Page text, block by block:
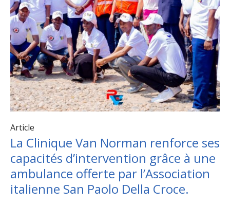
Article
La Clinique Van Norman renforce ses
capacités d’intervention grâce à une
ambulance offerte par l’Association
italienne San Paolo Della Croce.